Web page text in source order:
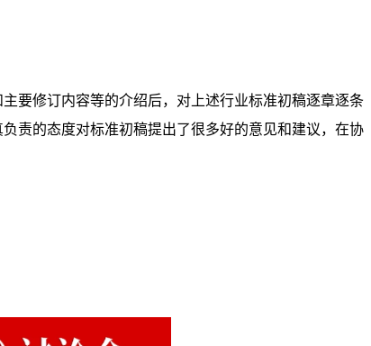
要修订内容等的介绍后，对上述行业标准初稿逐章逐条
责的态度对标准初稿提出了很多好的意见和建议，在协